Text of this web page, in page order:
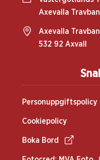
Personuppgiftspolicy
Cookiepolicy
Boka Bord
Axevalla
Axevalla
532 92 Axvall